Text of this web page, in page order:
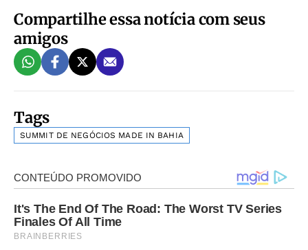
Compartilhe essa notícia com seus
amigos
Tags
SUMMIT DE NEGÓCIOS MADE IN BAHIA